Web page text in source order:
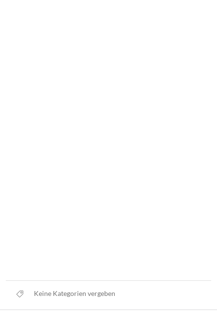
Keine Kategorien vergeben